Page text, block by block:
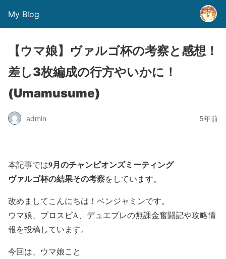
My Blog
【ウマ娘】ヴァルゴ杯の考察と感想！
差し3枚編成の行方やいかに！
(Umamusume)
admin 5年前
本記事では9月のチャンピオンズミーティング
ヴァルゴ杯の結果その考察をしています。
改めましてこんにちは！ベンジャミンです。
ウマ娘、プロスピA、デュエプレの無課金奮闘記や攻略情
報を投稿しています。
今回は、ウマ娘こと